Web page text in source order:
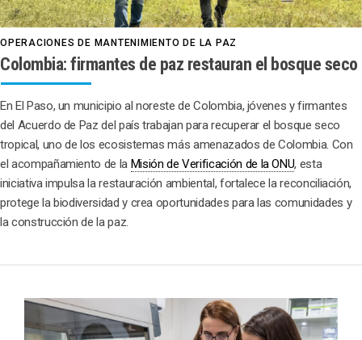
OPERACIONES DE MANTENIMIENTO DE LA PAZ
Colombia: firmantes de paz restauran el bosque seco
En El Paso, un municipio al noreste de Colombia, jóvenes y firmantes
del Acuerdo de Paz del país trabajan para recuperar el bosque seco
tropical, uno de los ecosistemas más amenazados de Colombia. Con
el acompañamiento de la Misión de Verificación de la ONU, esta
iniciativa impulsa la restauración ambiental, fortalece la reconciliación,
protege la biodiversidad y crea oportunidades para las comunidades y
la construcción de la paz.